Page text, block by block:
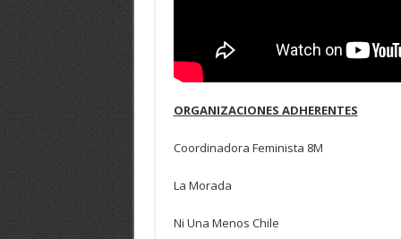
ORGANIZACIONES ADHERENTES
Coordinadora Feminista 8M
La Morada
Ni Una Menos Chile